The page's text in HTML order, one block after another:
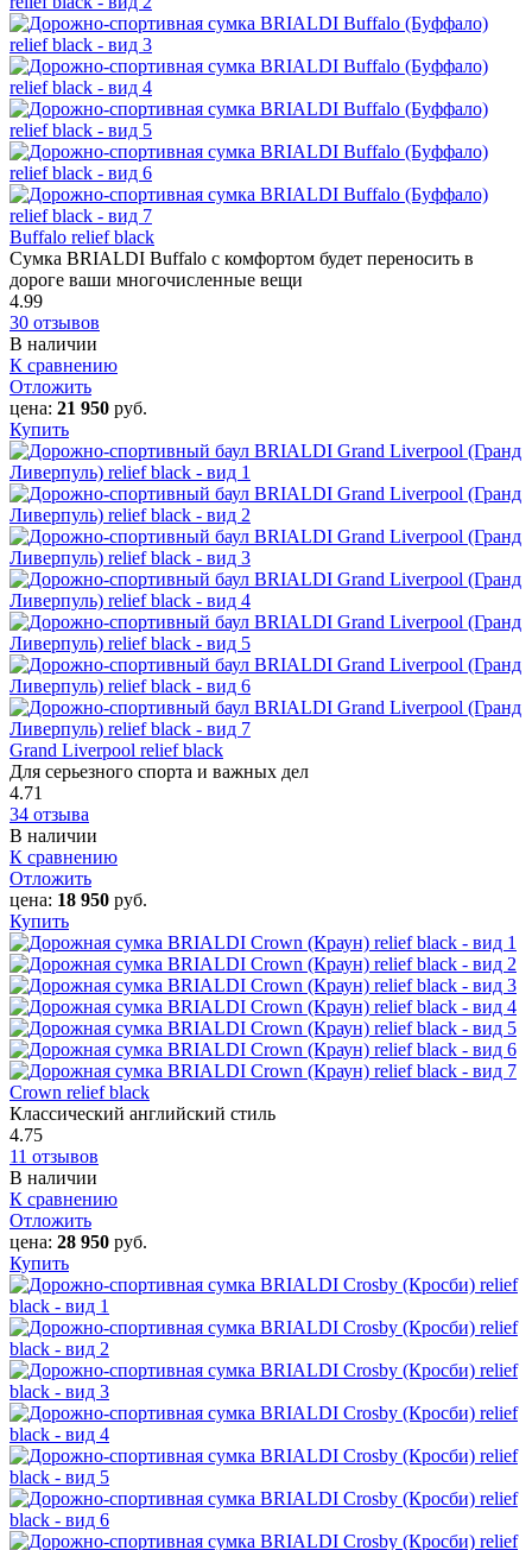
Buffalo relief black
Сумка BRIALDI Buffalo с комфортом будет переносить в
дороге ваши многочисленные вещи
4.99
30 отзывов
В наличии
К сравнению
Отложить
цена: 21 950 руб.
Купить
Grand Liverpool relief black
Для серьезного спорта и важных дел
4.71
34 отзыва
В наличии
К сравнению
Отложить
цена: 18 950 руб.
Купить
Crown relief black
Классический английский стиль
4.75
11 отзывов
В наличии
К сравнению
Отложить
цена: 28 950 руб.
Купить